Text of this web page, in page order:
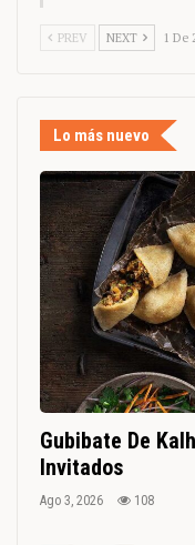
PREV NEXT 1 De
Lo más nuevo
Gubibate De
Invitados
Ago 3, 2026 108